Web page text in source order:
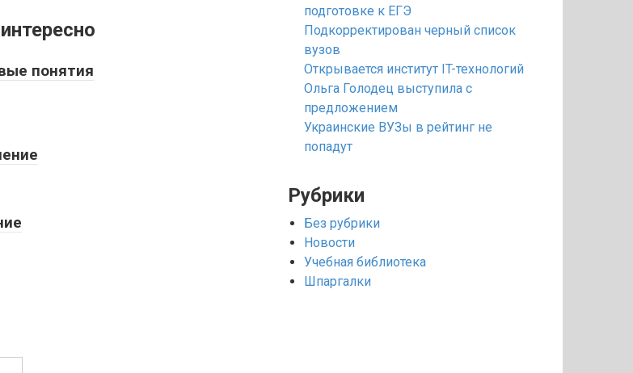
понятия
подготовке к ЕГЭ
Подкорректирован черный список
вузов
Открывается институт IT-технологий
Ольга Голодец выступила с
предложением
Украинские ВУЗы в рейтинг не
попадут
Рубрики
Без рубрики
Новости
Учебная библиотека
Шпаргалки